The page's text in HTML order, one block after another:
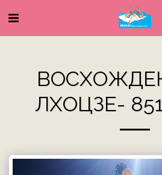
ЛХОЦЗЕ-